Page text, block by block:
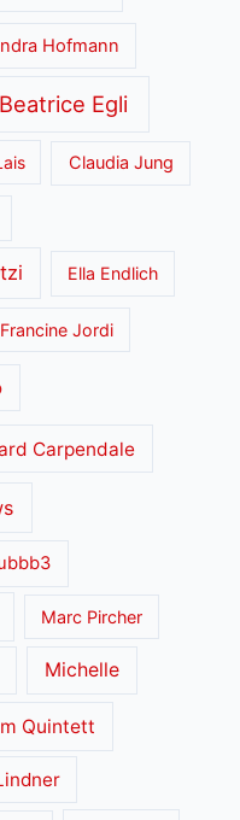
Hofmann
Beatrice Egli
Claudia Jung
Ella Endlich
Francine Jordi
Carpendale
Marc Pircher
Michelle
Quintett